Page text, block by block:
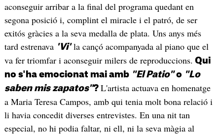
aconseguir arribar a la final del programa quedant en
segona posició i, complint el miracle i el patró, de ser
exitós gràcies a la seva medalla de plata. Uns anys més
tard estrenava 'Vi'la cançó acompanyada al piano que el
va fer triomfar i aconseguir milers de reproduccions. Qui
no s'ha emocionat mai amb"El Patio"o "Lo
saben mis zapatos"? L'artista actuava en homenatge
a Maria Teresa Campos, amb qui tenia molt bona relació i
li havia concedit diverses entrevistes. En una nit tan
especial, no hi podia faltar, ni ell, ni la seva màgia al